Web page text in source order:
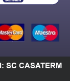
SC CASATERM